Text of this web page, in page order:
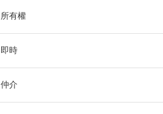
所有權
即時
仲介